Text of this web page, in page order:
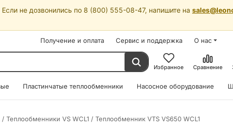
не дозвонились по 8 (800) 555-08-47, напишите на
Получение и оплата Сервис и поддержка О нас
Избранное Сравнение
Пластинчатые теплообменники Насосное оборудование
/ Теплообменники VS WCL1 / Теплообменник VTS VS650 WCL1